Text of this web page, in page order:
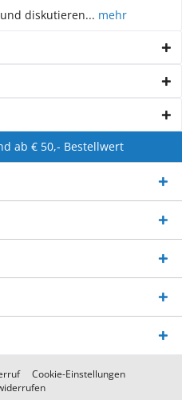
diskutieren... mehr
ab € 50,- Bestellwert
Cookie-Einstellungen